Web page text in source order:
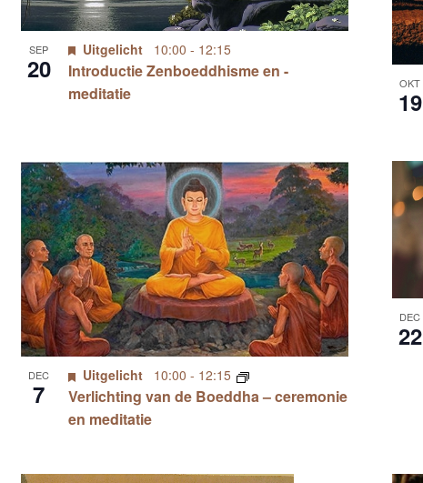
SEP
20
Introductie Zenboeddhisme en -
meditatie
Uitgelicht 10:00 - 12:15
OKT
19
DEC
7
Verlichting van de Boeddha – ceremonie
en meditatie
Uitgelicht 10:00 - 12:15
DEC
22